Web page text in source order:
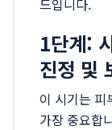
드입니다.
1단계:
진정 및
이 시기는 피
가장 중요합